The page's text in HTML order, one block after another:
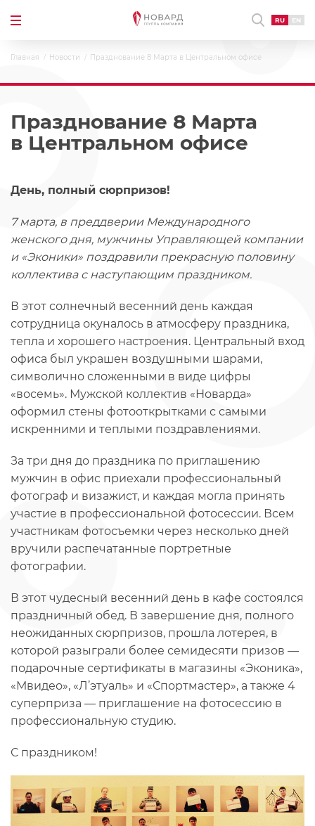
RU EN
Главная Новости Празднование 8 Марта в Центральном офисе
Празднование 8 Марта
в Центральном офисе
День, полный сюрпризов!
7 марта, в преддверии Международного
женского дня, мужчины Управляющей компании
и «Эконики» поздравили прекрасную половину
коллектива с наступающим праздником.
В этот солнечный весенний день каждая
сотрудница окуналось в атмосферу праздника,
тепла и хорошего настроения. Центральный вход
офиса был украшен воздушными шарами,
символично сложенными в виде цифры
«восемь». Мужской коллектив «Новарда»
оформил стены фотооткрытками с самыми
искренними и теплыми поздравлениями.
За три дня до праздника по приглашению
мужчин в офис приехали профессиональный
фотограф и визажист, и каждая могла принять
участие в профессиональной фотосессии. Всем
участникам фотосъемки через несколько дней
вручили распечатанные портретные
фотографии.
В этот чудесный весенний день в кафе состоялся
праздничный обед. В завершение дня, полного
неожиданных сюрпризов, прошла лотерея, в
которой разыграли более семидесяти призов —
подарочные сертификаты в магазины «Эконика»,
«Мвидео», «Л’этуаль» и «Спортмастер», а также 4
суперприза — приглашение на фотосессию в
профессиональную студию.
С праздником!